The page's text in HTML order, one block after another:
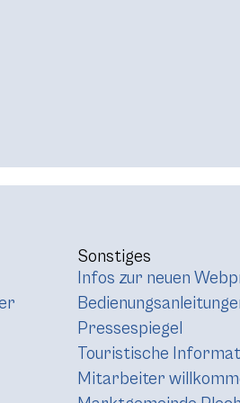
Sonstiges
Infos zur neuen
Pressespiegel
Touristische
Mitarbeiter